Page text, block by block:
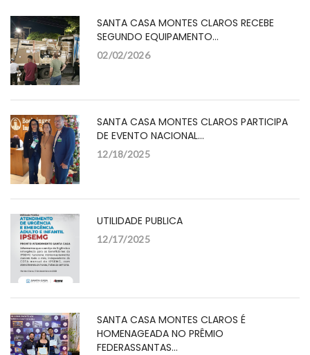
SANTA CASA MONTES CLAROS RECEBE
SEGUNDO EQUIPAMENTO…
02/02/2026
SANTA CASA MONTES CLAROS PARTICIPA
DE EVENTO NACIONAL…
12/18/2025
UTILIDADE PUBLICA
12/17/2025
SANTA CASA MONTES CLAROS É
HOMENAGEADA NO PRÊMIO
FEDERASSANTAS…